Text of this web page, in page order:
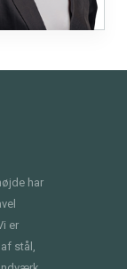
har
er
stål,